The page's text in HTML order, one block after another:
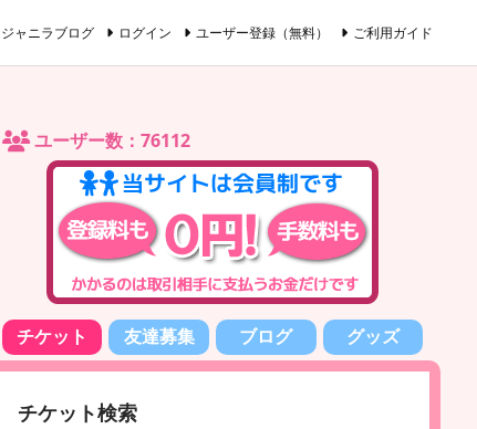
ジャニラブログ ログイン ユーザー登録（無料） ご利用ガイド
ユーザー数：76112
チケット 友達募集 ブログ グッズ
チケット検索